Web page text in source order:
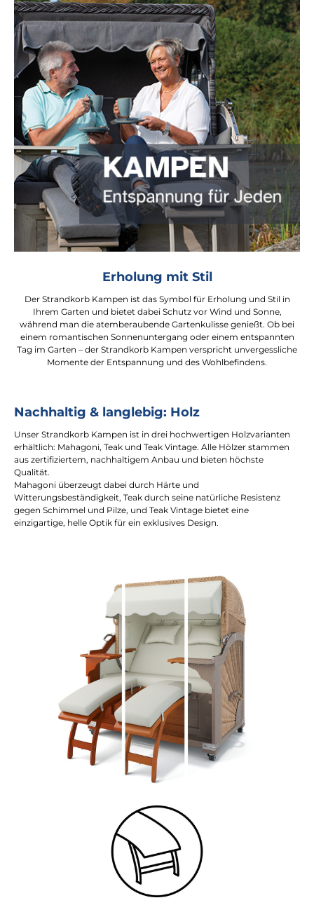
Erholung mit Stil
Der Strandkorb Kampen ist das Symbol für Erholung und Stil in
Ihrem Garten und bietet dabei Schutz vor Wind und Sonne,
während man die atemberaubende Gartenkulisse genießt. Ob bei
einem romantischen Sonnenuntergang oder einem entspannten
Tag im Garten – der Strandkorb Kampen verspricht unvergessliche
Momente der Entspannung und des Wohlbefindens.
Nachhaltig & langlebig: Holz
Unser Strandkorb Kampen ist in drei hochwertigen Holzvarianten
erhältlich: Mahagoni, Teak und Teak Vintage. Alle Hölzer stammen
aus zertifiziertem, nachhaltigem Anbau und bieten höchste
Qualität.
Mahagoni überzeugt dabei durch Härte und
Witterungsbeständigkeit, Teak durch seine natürliche Resistenz
gegen Schimmel und Pilze, und Teak Vintage bietet eine
einzigartige, helle Optik für ein exklusives Design.